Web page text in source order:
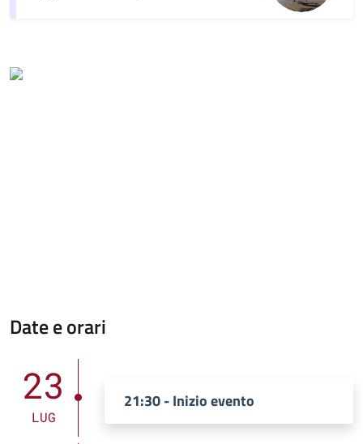
Date e orari
23
LUG
21:30 - Inizio evento